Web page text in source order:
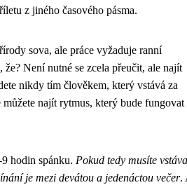
z jiného časového pásma.
sova, ale práce vyžaduje ranní
Není nutné se zcela přeučit, ale najít
nikdy tím člověkem, který vstává za
můžete najít rytmus, který bude fungovat
hodin spánku. Pokud tedy musíte
je mezi devátou a jedenáctou večer.